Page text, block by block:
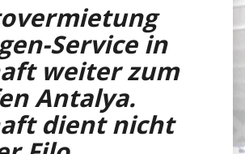
Service in
weiter zum
Antalya.
dient nicht